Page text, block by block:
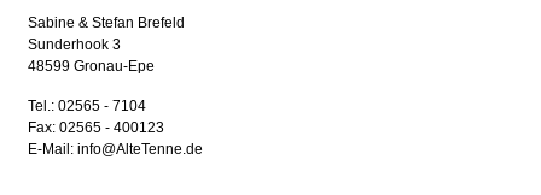
Sabine & Stefan Brefeld
Sunderhook 3
48599 Gronau-Epe
Tel.: 02565 - 7104
Fax: 02565 - 400123
E-Mail: info@AlteTenne.de